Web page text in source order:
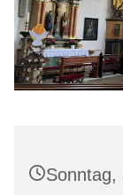
Sonntag,